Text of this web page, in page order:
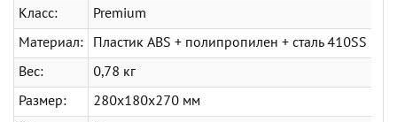
Класс: Premium
Материал: Пластик ABS + полипропилен + сталь 410SS
Вес: 0,78 кг
Размер: 280x180x270 мм